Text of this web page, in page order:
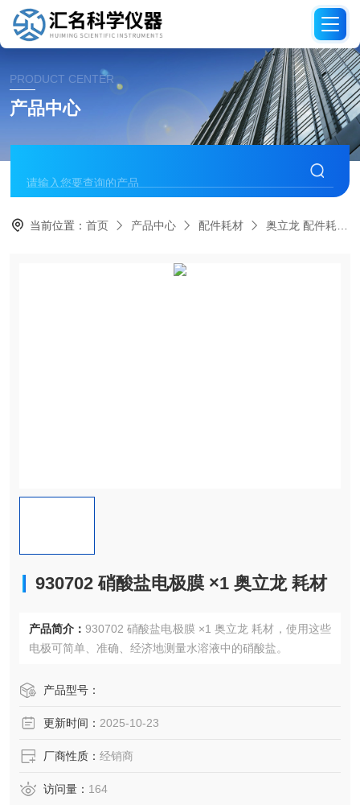
PRODUCT CENTER
产品中心
当前位置：首页 产品中心 配件耗材 奥立龙 配件耗材
930702 硝酸盐电极膜 ×1 奥立龙 耗材
产品简介： 930702 硝酸盐电极膜 ×1 奥立龙 耗材，使用这些
电极可简单、准确、经济地测量水溶液中的硝酸盐。
产品型号：
更新时间： 2025-10-23
厂商性质： 经销商
访问量： 164